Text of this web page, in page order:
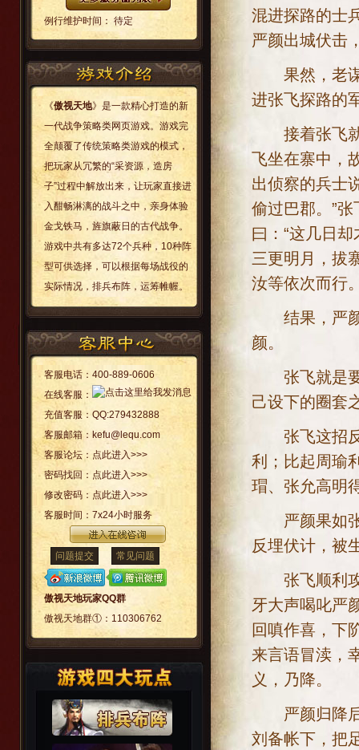
例行维护时间： 待定
《傲视天地》是一款精心打造的新
一代战争策略类网页游戏。游戏完
全颠覆了传统策略类游戏的模式，
把玩家从冗繁的“采资源，造房
子”过程中解放出来，让玩家直接进
入酣畅淋漓的战斗之中，亲身体验
金戈铁马，旌旗蔽日的古代战争。
游戏中共有多达72个兵种，10种阵
型可供选择，可以根据每场战役的
实际情况，排兵布阵，运筹帷幄。
客服电话： 400-889-0606
在线客服：
充值客服： QQ:279432888
客服邮箱： kefu@lequ.com
客服论坛： 点此进入>>>
密码找回： 点此进入>>>
修改密码： 点此进入>>>
客服时间： 7x24小时服务
问题提交 常见问题
傲视天地玩家QQ群
傲视天地群①： 110306762
混进探路的士
严颜出城伏击
果然，老谋
进张飞探路的
接着张飞就
飞坐在寨中，
出侦察的兵士
偷过巴郡。”
曰：“这几日
三更明月，拔
汝等依次而行
结果，严颜
颜。
张飞就是要
己设下的圈套
张飞这招反
利；比起周瑜
瑁、张允高明
严颜果如张
反埋伏计，被
张飞顺利攻
牙大声喝叱严
回嗔作喜，下
来言语冒渎，
义，乃降。
严颜归降后
刘备帐下，把